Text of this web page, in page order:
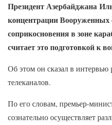
Президент Азербайджана
концентрации
соприкосновения в зоне
считает это подготовкой к
Об этом он сказал в интервью
телеканалов.
По его словам, премьер-
сознательно осуществляет